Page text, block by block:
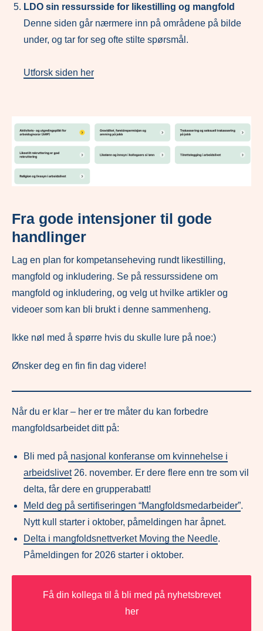
LDO sin ressursside for likestilling og mangfold
Denne siden går nærmere inn på områdene på bilde
under, og tar for seg ofte stilte spørsmål.
Utforsk siden her
Fra gode intensjoner til gode
handlinger
Lag en plan for kompetanseheving rundt likestilling,
mangfold og inkludering. Se på ressurssidene om
mangfold og inkludering, og velg ut hvilke artikler og
videoer som kan bli brukt i denne sammenheng.
Ikke nøl med å spørre hvis du skulle lure på noe:)
Ønsker deg en fin fin dag videre!
Når du er klar – her er tre måter du kan forbedre
mangfoldsarbeidet ditt på:
Bli med på nasjonal konferanse om kvinnehelse i
arbeidslivet26. november. Er dere flere enn tre som vil
delta, får dere en grupperabatt!
Meld deg på sertifiseringen “Mangfoldsmedarbeider”.
Nytt kull starter i oktober, påmeldingen har åpnet.
Delta i mangfoldsnettverket Moving the Needle.
Påmeldingen for 2026 starter i oktober.
Få din kollega til å bli med på nyhetsbrevet
her